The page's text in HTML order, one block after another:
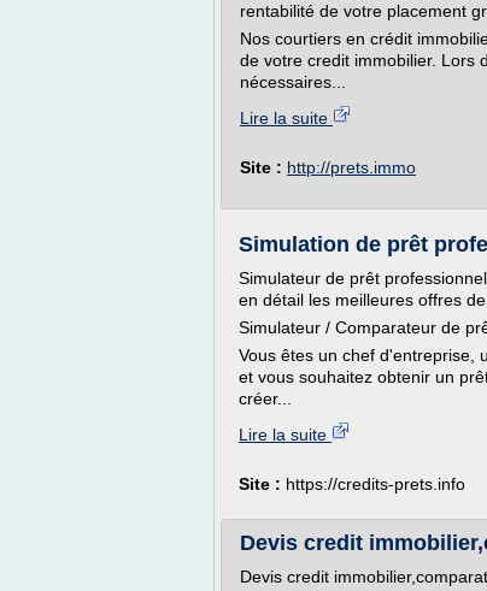
rentabilité de votre placement
Nos courtiers en crédit
de votre credit immobilier. Lors
nécessaires...
Lire la suite
Site : http://prets.immo
Simulation de prêt
Simulateur de prêt
en détail les meilleures offres
Simulateur / Comparateur de
Vous êtes un chef d'entreprise,
et vous souhaitez obtenir un
créer...
Lire la suite
Site : https://credits-prets.info
Devis credit
Devis credit